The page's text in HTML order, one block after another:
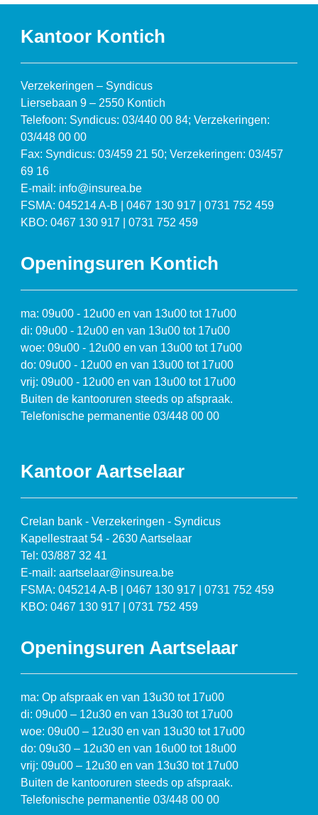
Kantoor Kontich
Verzekeringen – Syndicus
Liersebaan 9 – 2550 Kontich
Telefoon: Syndicus: 03/440 00 84; Verzekeringen:
03/448 00 00
Fax: Syndicus: 03/459 21 50; Verzekeringen: 03/457
69 16
E-mail: info@insurea.be
FSMA: 045214 A-B | 0467 130 917 | 0731 752 459
KBO: 0467 130 917 | 0731 752 459
Openingsuren Kontich
ma: 09u00 - 12u00 en van 13u00 tot 17u00
di: 09u00 - 12u00 en van 13u00 tot 17u00
woe: 09u00 - 12u00 en van 13u00 tot 17u00
do: 09u00 - 12u00 en van 13u00 tot 17u00
vrij: 09u00 - 12u00 en van 13u00 tot 17u00
Buiten de kantooruren steeds op afspraak.
Telefonische permanentie 03/448 00 00
Kantoor Aartselaar
Crelan bank - Verzekeringen - Syndicus
Kapellestraat 54 - 2630 Aartselaar
Tel: 03/887 32 41
E-mail: aartselaar@insurea.be
FSMA: 045214 A-B | 0467 130 917 | 0731 752 459
KBO: 0467 130 917 | 0731 752 459
Openingsuren Aartselaar
ma: Op afspraak en van 13u30 tot 17u00
di: 09u00 – 12u30 en van 13u30 tot 17u00
woe: 09u00 – 12u30 en van 13u30 tot 17u00
do: 09u30 – 12u30 en van 16u00 tot 18u00
vrij: 09u00 – 12u30 en van 13u30 tot 17u00
Buiten de kantooruren steeds op afspraak.
Telefonische permanentie 03/448 00 00